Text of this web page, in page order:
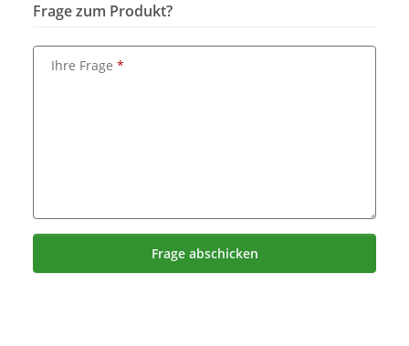
Frage zum Produkt?
Ihre Frage
Frage abschicken